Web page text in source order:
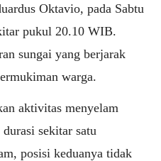
Oktavio, pada Sabtu
pukul 20.10 WIB.
sungai yang berjarak
warga.
aktivitas menyelam
sekitar satu
posisi keduanya tidak